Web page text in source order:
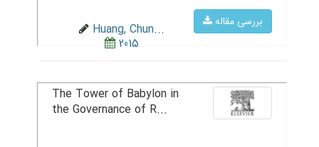
بررسی مقاله
Huang, Chun...
2015
The Tower of Babylon in
the Governance of R...